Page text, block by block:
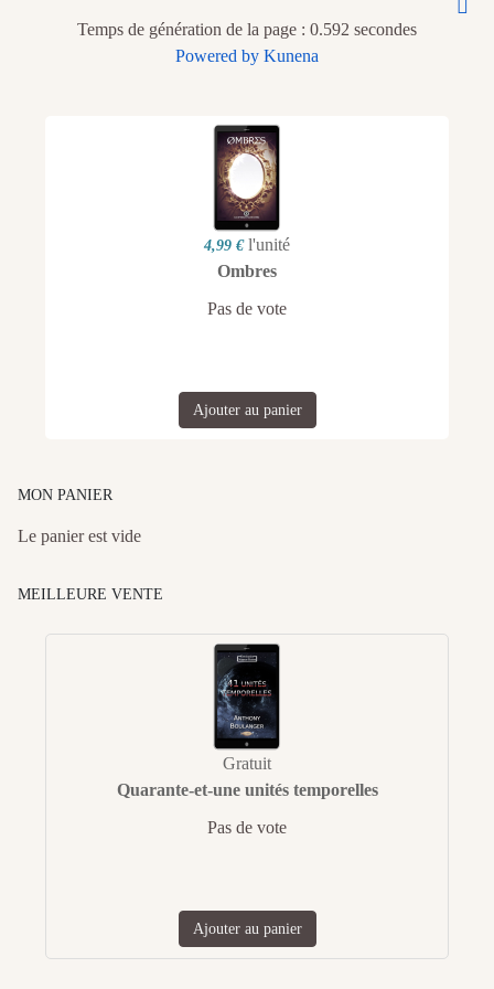
Temps de génération de la page : 0.592 secondes
Powered by Kunena
4,99 € l'unité
Ombres
Pas de vote
Ajouter au panier
MON PANIER
Le panier est vide
MEILLEURE VENTE
Gratuit
Quarante-et-une unités temporelles
Pas de vote
Ajouter au panier